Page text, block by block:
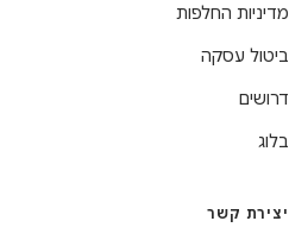
מדיניות החלפות
ביטול עסקה
דרושים
בלוג
יצירת קשר